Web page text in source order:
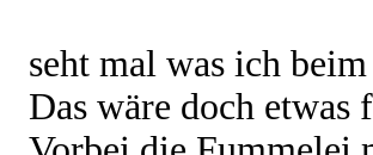
seht mal was ich
Das wäre doch etwas